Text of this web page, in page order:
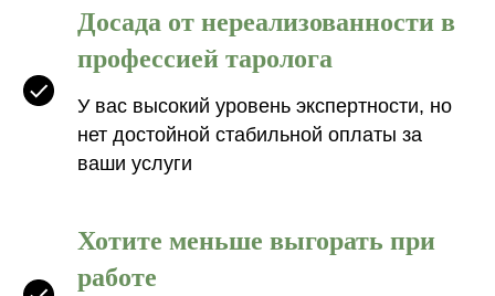
Досада от нереализованности в
профессией таролога
У вас высокий уровень экспертности, но
нет достойной стабильной оплаты за
ваши услуги
Хотите меньше выгорать при
работе